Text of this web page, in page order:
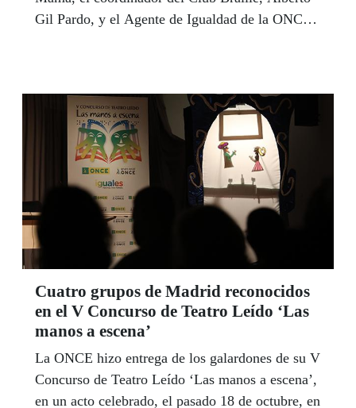
Gil Pardo, y el Agente de Igualdad de la ONCE
Territorial de Madrid: 'Versos por la igualdad:
cuando poesía rima con igualdad'.
Cuatro grupos de Madrid reconocidos
en el V Concurso de Teatro Leído ‘Las
manos a escena’
La ONCE hizo entrega de los galardones de su V
Concurso de Teatro Leído ‘Las manos a escena’,
en un acto celebrado, el pasado 18 de octubre, en